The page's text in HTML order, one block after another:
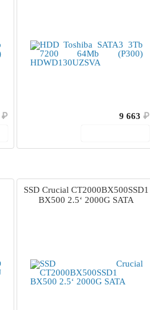
₽
9 663 ₽
SSD Crucial CT2000BX500SSD1
BX500 2.5‘ 2000G SATA